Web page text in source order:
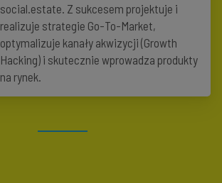
social.estate. Z sukcesem projektuje i
realizuje strategie Go-To-Market,
optymalizuje kanały akwizycji (Growth
Hacking) i skutecznie wprowadza produkty
na rynek.